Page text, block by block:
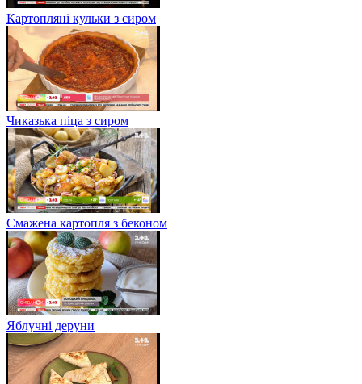
Картопляні кульки з сиром
Чиказька піца з сиром
Смажена картопля з беконом
Яблучні деруни